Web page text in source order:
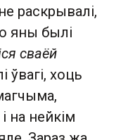
раскрывалі,
яны былі
сваёй
ўвагі, хоць
на нейкім